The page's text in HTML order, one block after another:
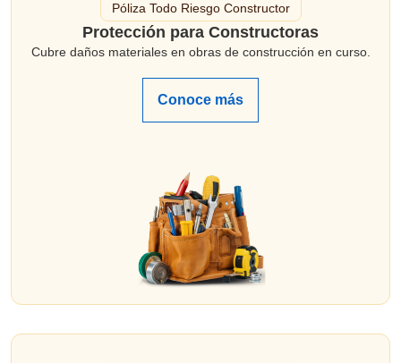
Póliza Todo Riesgo Constructor
Protección para Constructoras
Cubre daños materiales en obras de construcción en curso.
Conoce más